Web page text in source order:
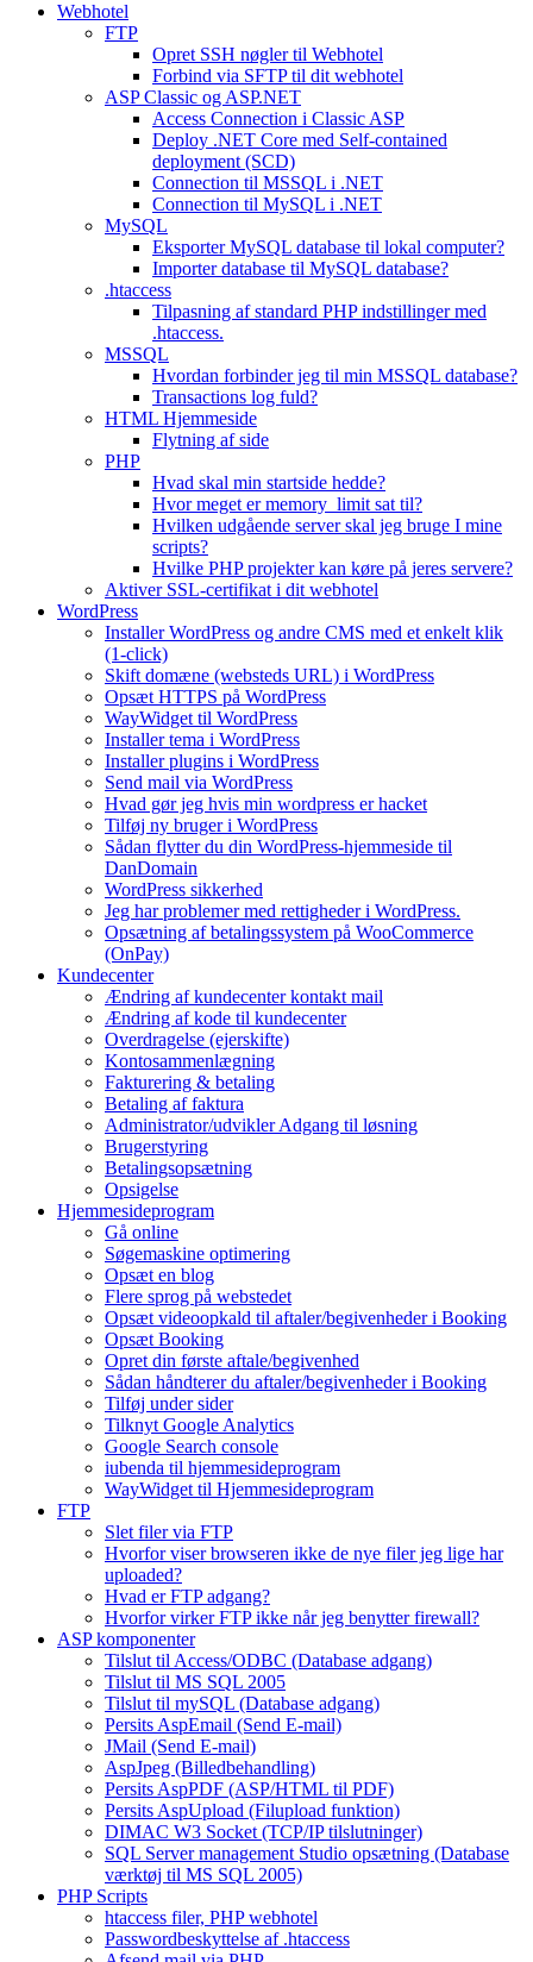
Webhotel
FTP
Opret SSH nøgler til Webhotel
Forbind via SFTP til dit webhotel
ASP Classic og ASP.NET
Access Connection i Classic ASP
Deploy .NET Core med Self-contained
deployment (SCD)
Connection til MSSQL i .NET
Connection til MySQL i .NET
MySQL
Eksporter MySQL database til lokal computer?
Importer database til MySQL database?
.htaccess
Tilpasning af standard PHP indstillinger med
.htaccess.
MSSQL
Hvordan forbinder jeg til min MSSQL database?
Transactions log fuld?
HTML Hjemmeside
Flytning af side
PHP
Hvad skal min startside hedde?
Hvor meget er memory_limit sat til?
Hvilken udgående server skal jeg bruge I mine
scripts?
Hvilke PHP projekter kan køre på jeres servere?
Aktiver SSL-certifikat i dit webhotel
WordPress
Installer WordPress og andre CMS med et enkelt klik
(1-click)
Skift domæne (websteds URL) i WordPress
Opsæt HTTPS på WordPress
WayWidget til WordPress
Installer tema i WordPress
Installer plugins i WordPress
Send mail via WordPress
Hvad gør jeg hvis min wordpress er hacket
Tilføj ny bruger i WordPress
Sådan flytter du din WordPress-hjemmeside til
DanDomain
WordPress sikkerhed
Jeg har problemer med rettigheder i WordPress.
Opsætning af betalingssystem på WooCommerce
(OnPay)
Kundecenter
Ændring af kundecenter kontakt mail
Ændring af kode til kundecenter
Overdragelse (ejerskifte)
Kontosammenlægning
Fakturering & betaling
Betaling af faktura
Administrator/udvikler Adgang til løsning
Brugerstyring
Betalingsopsætning
Opsigelse
Hjemmesideprogram
Gå online
Søgemaskine optimering
Opsæt en blog
Flere sprog på webstedet
Opsæt videoopkald til aftaler/begivenheder i Booking
Opsæt Booking
Opret din første aftale/begivenhed
Sådan håndterer du aftaler/begivenheder i Booking
Tilføj under sider
Tilknyt Google Analytics
Google Search console
iubenda til hjemmesideprogram
WayWidget til Hjemmesideprogram
FTP
Slet filer via FTP
Hvorfor viser browseren ikke de nye filer jeg lige har
uploaded?
Hvad er FTP adgang?
Hvorfor virker FTP ikke når jeg benytter firewall?
ASP komponenter
Tilslut til Access/ODBC (Database adgang)
Tilslut til MS SQL 2005
Tilslut til mySQL (Database adgang)
Persits AspEmail (Send E-mail)
JMail (Send E-mail)
AspJpeg (Billedbehandling)
Persits AspPDF (ASP/HTML til PDF)
Persits AspUpload (Filupload funktion)
DIMAC W3 Socket (TCP/IP tilslutninger)
SQL Server management Studio opsætning (Database
værktøj til MS SQL 2005)
PHP Scripts
htaccess filer, PHP webhotel
Passwordbeskyttelse af .htaccess